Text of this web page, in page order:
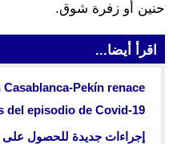
حنين أو زفرة شوق.
اقرأ أيضا...
Pekín renace
del episodio de Covid-19
إجراءات جديدة للحصول